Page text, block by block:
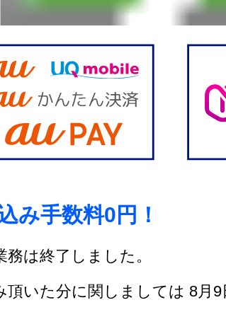
み手数料0円！
は終了しました。
頂いた分に関しましては 8月 9